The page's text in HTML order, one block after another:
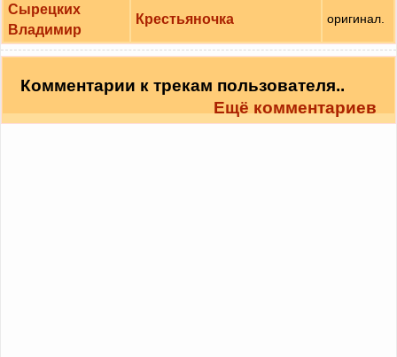
Сырецких
Владимир
Крестьяночка оригинал.
Комментарии к трекам пользователя..
Ещё комментариев